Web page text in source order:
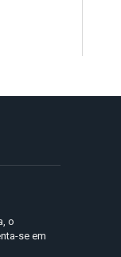
o
se em